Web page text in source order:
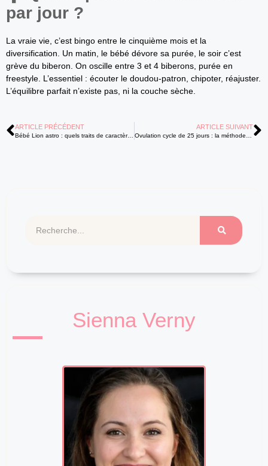
par jour ?
La vraie vie, c’est bingo entre le cinquième mois et la
diversification. Un matin, le bébé dévore sa purée, le soir c’est
grève du biberon. On oscille entre 3 et 4 biberons, purée en
freestyle. L’essentiel : écouter le doudou-patron, chipoter, réajuster.
L’équilibre parfait n’existe pas, ni la couche sèche.
ARTICLE PRÉCÉDENT
Bébé Lion astro : quels traits de caractère pour mieux comprendre votre enfant
ARTICLE SUIVANT
Sienna Verny